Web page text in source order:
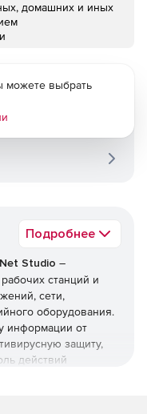
домашних и иных
Подробнее
Studio –
станций и
сети,
оборудования.
информации от
защиту,
действий
можете выбрать